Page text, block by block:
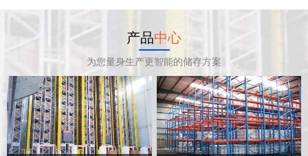
产品中心
为您量身生产更智能的储存方案